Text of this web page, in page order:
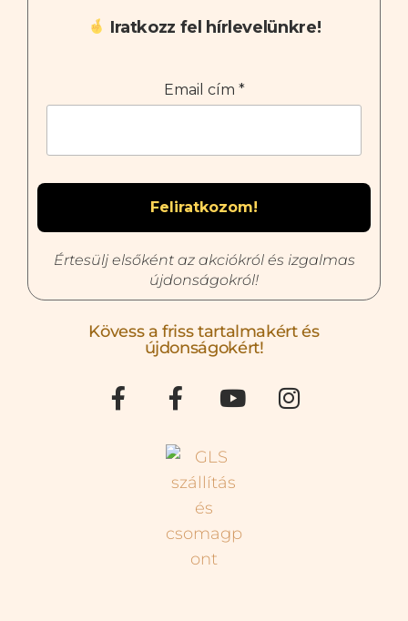
Iratkozz fel hírlevelünkre!
Email cím *
Értesülj elsőként az akciókról és izgalmas
újdonságokról!
Kövess a friss tartalmakért és
újdonságokért!